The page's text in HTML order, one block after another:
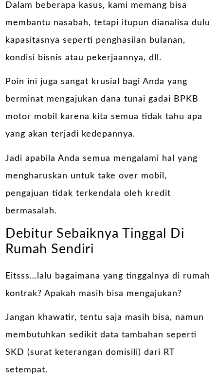
Dalam beberapa kasus, kami memang bisa
membantu nasabah, tetapi itupun dianalisa dulu
kapasitasnya seperti penghasilan bulanan,
kondisi bisnis atau pekerjaannya, dll.
Poin ini juga sangat krusial bagi Anda yang
berminat mengajukan dana tunai gadai BPKB
motor mobil karena kita semua tidak tahu apa
yang akan terjadi kedepannya.
Jadi apabila Anda semua mengalami hal yang
mengharuskan untuk take over mobil,
pengajuan tidak terkendala oleh kredit
bermasalah.
Debitur Sebaiknya Tinggal Di
Rumah Sendiri
Eitsss…lalu bagaimana yang tinggalnya di rumah
kontrak? Apakah masih bisa mengajukan?
Jangan khawatir, tentu saja masih bisa, namun
membutuhkan sedikit data tambahan seperti
SKD (surat keterangan domisili) dari RT
setempat.